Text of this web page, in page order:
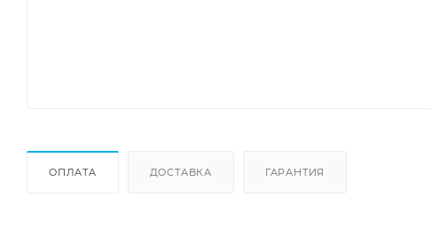
ОПЛАТА ДОСТАВКА ГАРАНТИЯ